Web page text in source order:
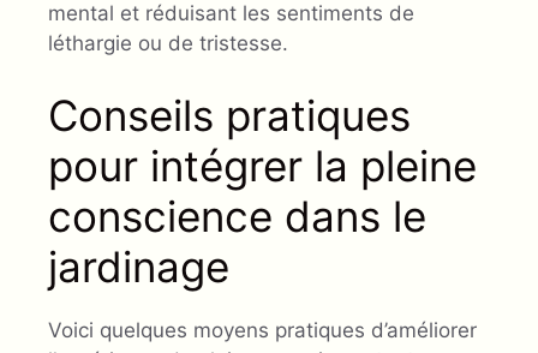
mental et réduisant les sentiments de
léthargie ou de tristesse.
Conseils pratiques
pour intégrer la pleine
conscience dans le
jardinage
Voici quelques moyens pratiques d’améliorer